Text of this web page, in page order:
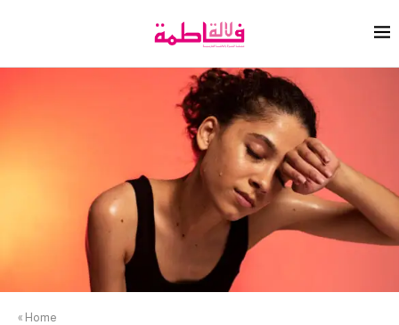
Home
»